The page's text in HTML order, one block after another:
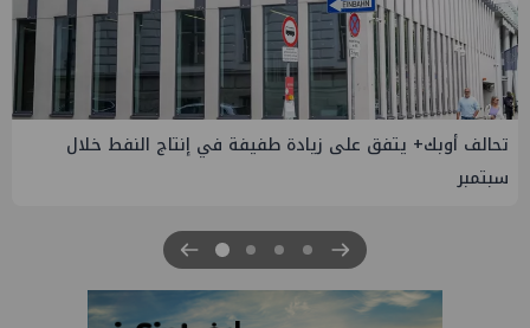
إسدال الستار على النسخة الثانية من "منتدى مصر للطاقة
والصناعة 2026" بنجاح